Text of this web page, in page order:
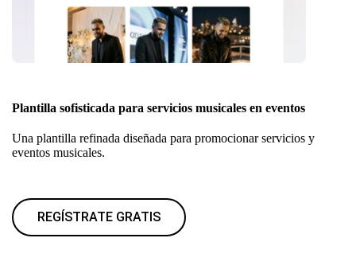
Plantilla sofisticada para servicios musicales en eventos
Una plantilla refinada diseñada para promocionar servicios y
eventos musicales.
REGÍSTRATE GRATIS